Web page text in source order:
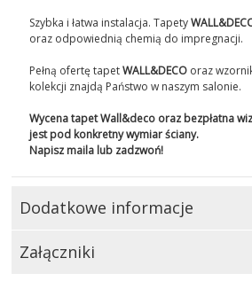
Szybka i łatwa instalacja. Tapety
oraz odpowiednią chemią do impregnacji.
Pełną ofertę tapetWALL&DECO oraz
kolekcji znajdą Państwo w naszym salonie.
Wycena tapet Wall&deco oraz bezpłatna
jest pod konkretny wymiar ściany.
Napisz maila lub zadzwoń!
Dodatkowe informacje
Załączniki